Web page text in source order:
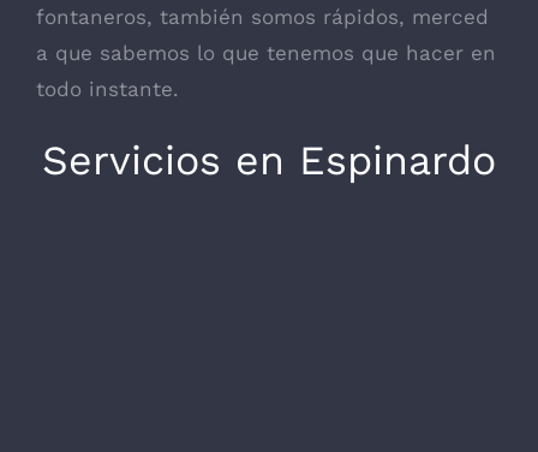
fontaneros, también somos rápidos, merced
a que sabemos lo que tenemos que hacer en
todo instante.
Servicios en Espinardo